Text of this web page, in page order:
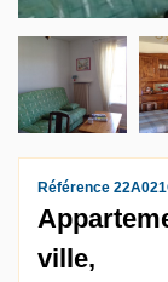
Référence
ville,